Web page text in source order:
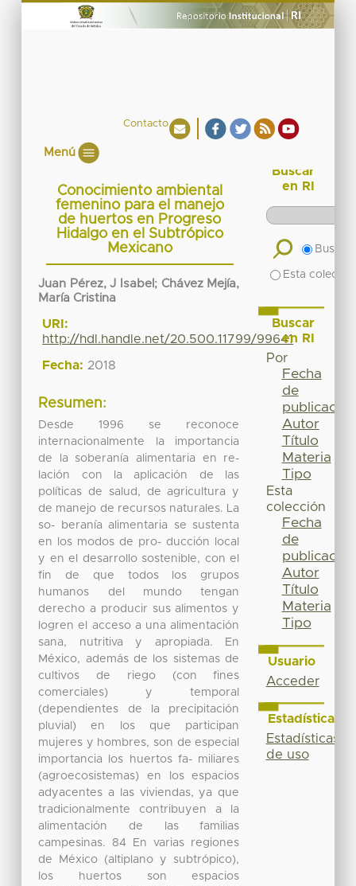
Contacto
Menú
Conocimiento ambiental
femenino para el manejo
de huertos en Progreso
Hidalgo en el Subtrópico
Mexicano
Juan Pérez, J Isabel ; Chávez Mejía,
María Cristina
URI:
http://hdl.handle.net/20.500.11799/99641
Fecha: 2018
Resumen:
Desde 1996 se reconoce
internacionalmente la importancia
de la soberanía alimentaria en re-
lación con la aplicación de las
políticas de salud, de agricultura y
de manejo de recursos naturales. La
so- beranía alimentaria se sustenta
en los modos de pro- ducción local
y en el desarrollo sostenible, con el
fin de que todos los grupos
humanos del mundo tengan
derecho a producir sus alimentos y
logren el acceso a una alimentación
sana, nutritiva y apropiada. En
México, además de los sistemas de
cultivos de riego (con fines
comerciales) y temporal
(dependientes de la precipitación
pluvial) en los que participan
mujeres y hombres, son de especial
importancia los huertos fa- miliares
(agroecosistemas) en los espacios
adyacentes a las viviendas, ya que
tradicionalmente contribuyen a la
alimentación de las familias
campesinas. 84 En varias regiones
de México (altiplano y subtrópico),
los huertos son espacios
Buscar
en RI
Buscar
Esta
Buscar
en RI
Por
Fecha
de
publicación
Autor
Título
Materia
Tipo
Esta
colección
Fecha
de
publicación
Autor
Título
Materia
Tipo
Usuario
Acceder
Estadísticas
Estadísticas
de uso